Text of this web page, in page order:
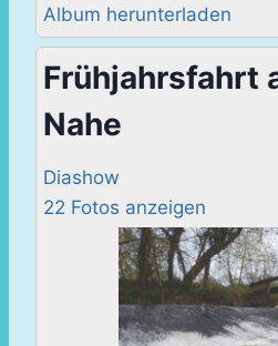
Album herunterladen
Frühjahrsfahrt
Nahe
Diashow
22 Fotos anzeigen